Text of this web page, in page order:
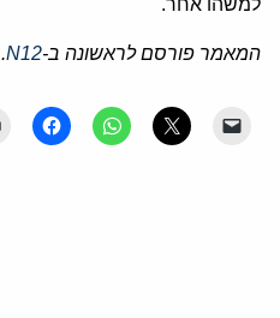
למשהו אחר.
המאמר פורסם לראשונה ב-N12
.